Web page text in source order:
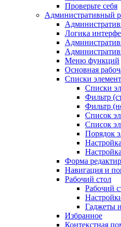
Проверьте себя
Административный
Логика
Меню функций
Основная
Списки
Списки
Фильтр
Фильтр
Список
Список
Порядок
Форма
Навигация и
Рабочий стол
Рабочий
Гаджеты
Избранное
Контекстная